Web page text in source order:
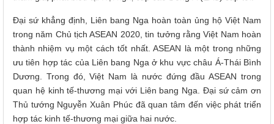
Đại sứ khẳng định, Liên bang Nga hoàn toàn ủng hộ Việt Nam
trong năm Chủ tịch ASEAN 2020, tin tưởng rằng Việt Nam hoàn
thành nhiệm vụ một cách tốt nhất. ASEAN là một trong những
ưu tiên hợp tác của Liên bang Nga ở khu vực châu Á-Thái Bình
Dương. Trong đó, Việt Nam là nước đứng đầu ASEAN trong
quan hệ kinh tế-thương mại với Liên bang Nga. Đại sứ cảm ơn
Thủ tướng Nguyễn Xuân Phúc đã quan tâm đến việc phát triển
hợp tác kinh tế-thương mại giữa hai nước.